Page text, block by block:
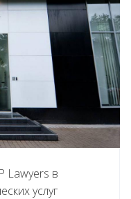
Lawyers в
услуг